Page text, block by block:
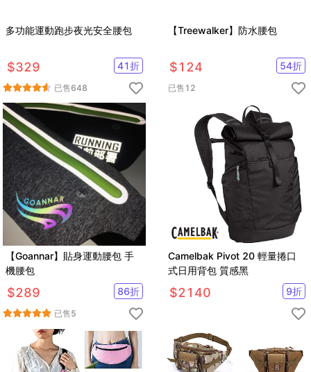
多功能運動跑步夜光安全腰包
$329 41折
已售648
【Treewalker】防水腰包
$124 54折
已售 12
【Goannar】貼身運動腰包 手
機腰包
$289 86折
已售5
Camelbak Pivot 20 輕量捲口
式日用背包 質感黑
$2140 9折